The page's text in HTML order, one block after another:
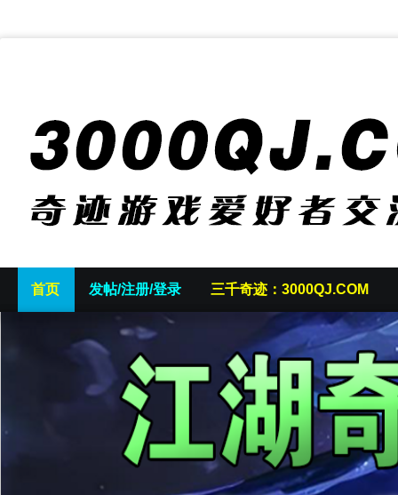
首页 发帖/注册/登录 三千奇迹：3000QJ.COM